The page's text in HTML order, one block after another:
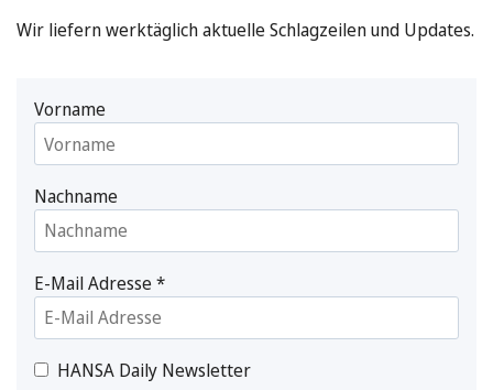
Wir liefern werktäglich aktuelle Schlagzeilen und Updates.
Vorname
Nachname
E-Mail Adresse*
HANSA Daily Newsletter